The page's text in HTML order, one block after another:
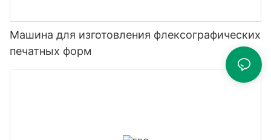
Машина для изготовления флексографических
печатных форм